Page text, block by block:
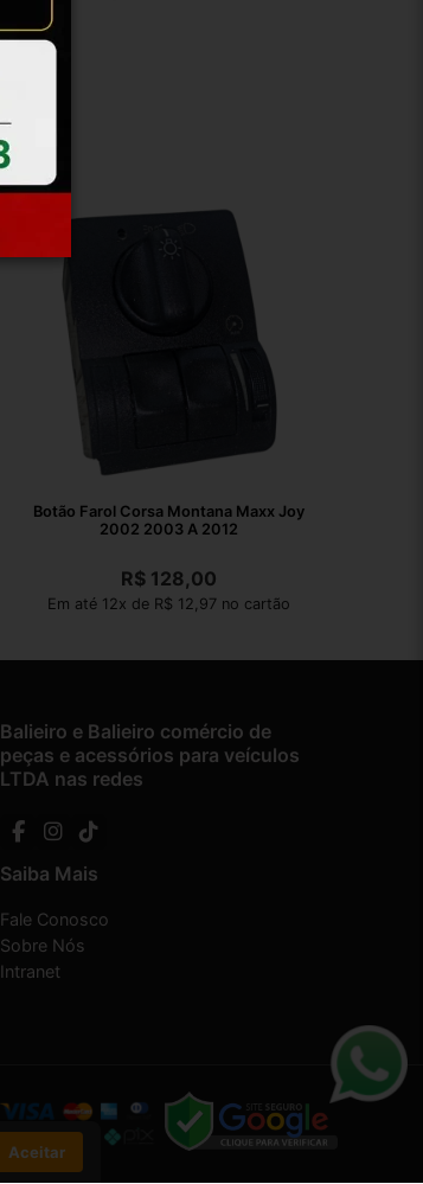
Botão Farol Corsa Montana Maxx Joy
2002 2003 A 2012
R$ 128,00
Em até 12x de R$ 12,97 no cartão
Balieiro e Balieiro comércio de
peças e acessórios para veículos
LTDA nas redes
Saiba Mais
Fale Conosco
Sobre Nós
Intranet
Aceitar